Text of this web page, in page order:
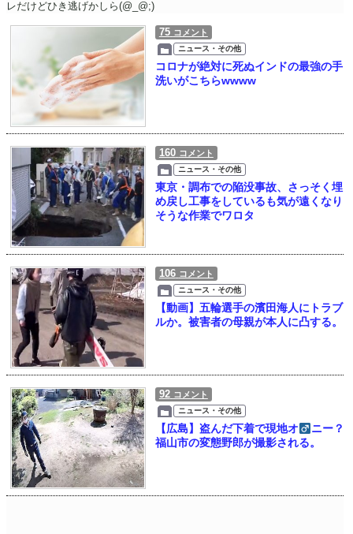
レだけどひき逃げかしら(@_@;)
75 コメント
ニュース・その他
コロナが絶対に死ぬインドの最強の手
洗いがこちらwwww
160 コメント
ニュース・その他
東京・調布での陥没事故、さっそく埋
め戻し工事をしているも気が遠くなり
そうな作業でワロタ
106 コメント
ニュース・その他
【動画】五輪選手の濱田海人にトラブ
ルか。被害者の母親が本人に凸する。
92 コメント
ニュース・その他
【広島】盗んだ下着で現地オ
ニー？
福山市の変態野郎が撮影される。